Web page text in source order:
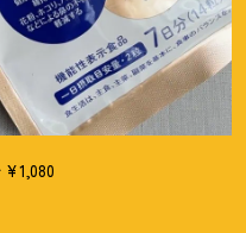
¥1,080